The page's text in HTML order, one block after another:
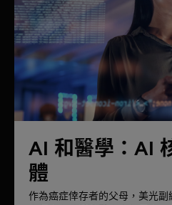
AI 和醫學：AI
體
作為癌症倖存者的父母，美光